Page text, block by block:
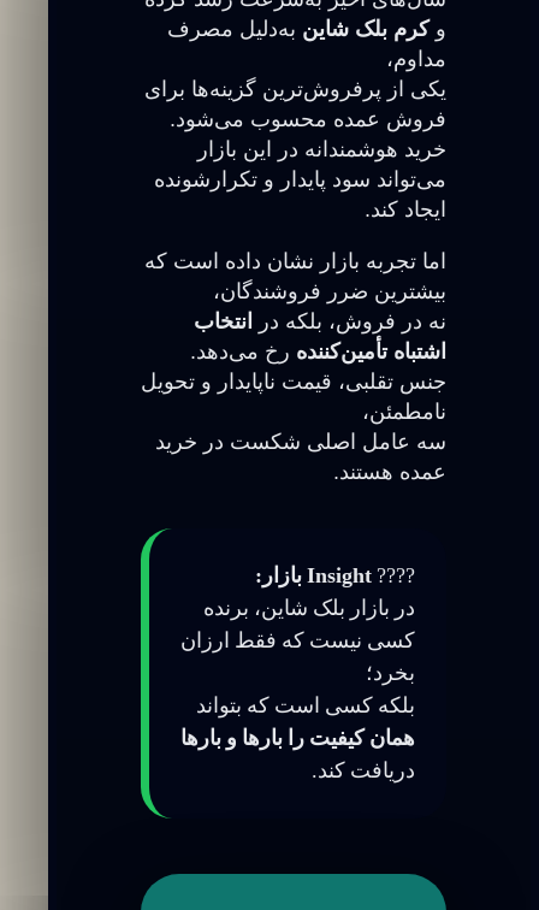
وکرم بلک شاین به‌دلیل مصرف
مداوم،
یکی از پرفروش‌ترین گزینه‌ها برای
فروش عمده محسوب می‌شود.
خرید هوشمندانه در این بازار
می‌تواند سود پایدار و تکرارشونده
ایجاد کند.
اما تجربه بازار نشان داده است که
بیشترین ضرر فروشندگان،
نه در فروش، بلکه در
انتخاب
اشتباه تأمین‌کننده رخ می‌دهد.
جنس تقلبی، قیمت ناپایدار و تحویل
نامطمئن،
سه عامل اصلی شکست در خرید
عمده هستند.
???? Insight بازار:
در بازار بلک شاین، برنده
کسی نیست که فقط ارزان
بخرد؛
بلکه کسی است که بتواند
همان کیفیت را بارها و بارها
دریافت کند.